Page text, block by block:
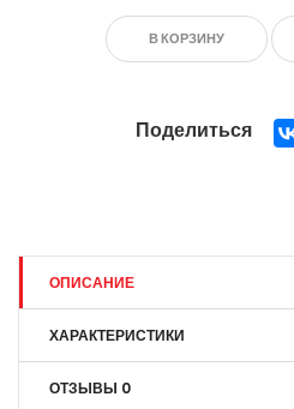
В КОРЗИНУ
Поделиться
ОПИСАНИЕ
ХАРАКТЕРИСТИКИ
ОТЗЫВЫ 0